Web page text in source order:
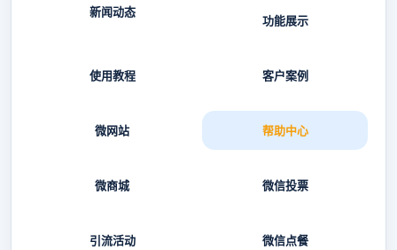
新闻动态
功能展示
使用教程 客户案例
微网站 帮助中心
微商城 微信投票
引流活动 微信点餐